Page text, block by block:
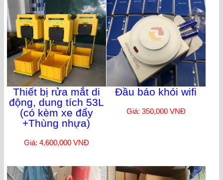
Thiết bị rửa mắt di
động, dung tích 53L
(có kèm xe đẩy
+Thùng nhựa)
Giá: 4,600,000 VNĐ
Đầu báo khói wifi
Giá: 350,000 VNĐ